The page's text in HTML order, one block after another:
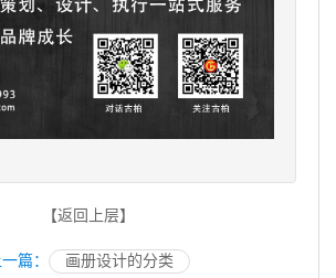
【返回上层】
一篇： 画册设计的分类